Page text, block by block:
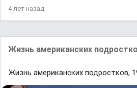
4 лет назад
Жизнь американских
Жизнь американских подростков,